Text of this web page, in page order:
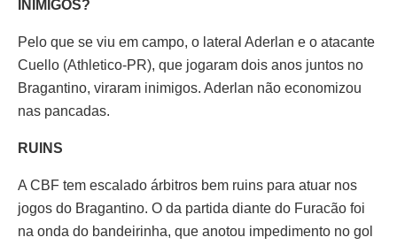
INIMIGOS?
Pelo que se viu em campo, o lateral Aderlan e o atacante
Cuello (Athletico-PR), que jogaram dois anos juntos no
Bragantino, viraram inimigos. Aderlan não economizou
nas pancadas.
RUINS
A CBF tem escalado árbitros bem ruins para atuar nos
jogos do Bragantino. O da partida diante do Furacão foi
na onda do bandeirinha, que anotou impedimento no gol